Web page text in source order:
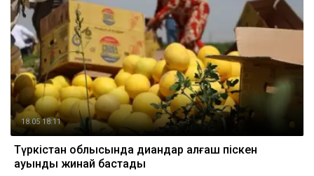
18.05 18:11
Түркістан облысында диқандар алғаш піскен
қауынды жинай бастады